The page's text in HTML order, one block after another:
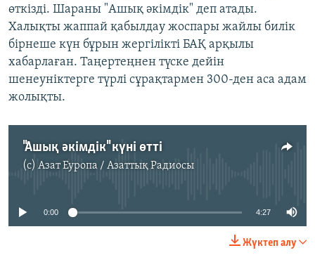
өткізді. Шараны "Ашық әкімдік" деп атады.
Халықты жаппай қабылдау жоспары жайлы билік
бірнеше күн бұрын жергілікті БАҚ арқылы
хабарлаған. Таңертеңнен түске дейін
шенеуніктерге түрлі сұрақтармен 300-ден аса адам
жолықты.
"Ашық әкімдік" күні өтті
(c) Азат Еуропа / Азаттық Радиосы
No media source currently available
0:00 4:27
Жүктеп алу